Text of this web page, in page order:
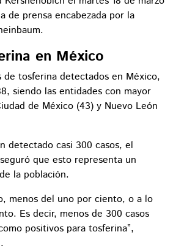
de prensa encabezada por la
en México
de tosferina detectados en México,
siendo las entidades con mayor
de México (43) y Nuevo León
detectado casi 300 casos, el
que esto representa un
la población.
menos del uno por ciento, o a lo
Es decir, menos de 300 casos
positivos para tosferina”,